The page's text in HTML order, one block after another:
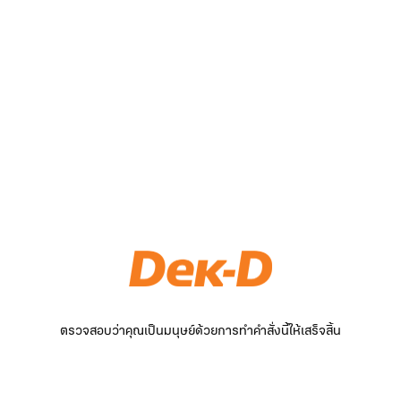
ตรวจสอบว่าคุณเป็นมนุษย์ด้วยการทำคำสั่งนี้ให้เสร็จสิ้น